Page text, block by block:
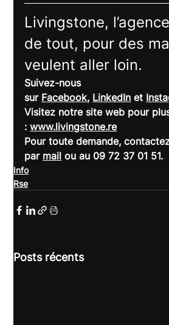
Livingstone,
de tout, pour des
veulent aller loin.
Suivez-nous
sur Facebook, LinkedIn et
Visitez notre site web pour
: www.livingstone.re
Pour toute demande,
par mail ou au 09 72 37 01 51.
Info
Rse
Posts récents